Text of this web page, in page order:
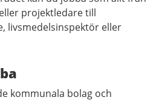
projektledare till
livsmedelsinspektör eller
kommunala bolag och